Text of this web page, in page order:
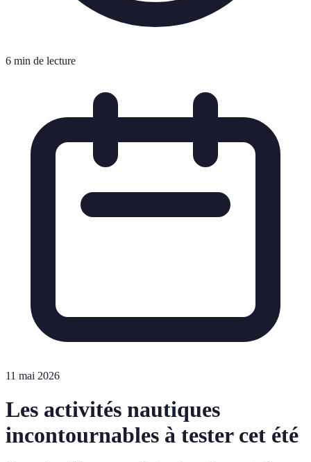
6 min de lecture
11 mai 2026
Les activités nautiques
incontournables à tester cet été